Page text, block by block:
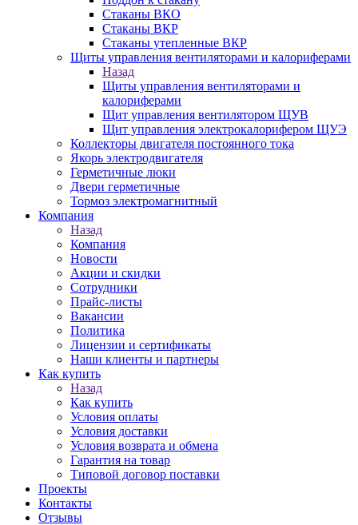
Стаканы ВКО
Стаканы ВКР
Стаканы утепленные ВКР
Щиты управления вентиляторами и калориферами
Назад
Щиты управления вентиляторами и
калориферами
Щит управления вентилятором ЩУВ
Щит управления электрокалорифером ЩУЭ
Коллекторы двигателя постоянного тока
Якорь электродвигателя
Герметичные люки
Двери герметичные
Тормоз электромагнитный
Компания
Назад
Компания
Новости
Акции и скидки
Сотрудники
Прайс-листы
Вакансии
Политика
Лицензии и сертификаты
Наши клиенты и партнеры
Как купить
Назад
Как купить
Условия оплаты
Условия доставки
Условия возврата и обмена
Гарантия на товар
Типовой договор поставки
Проекты
Контакты
Отзывы